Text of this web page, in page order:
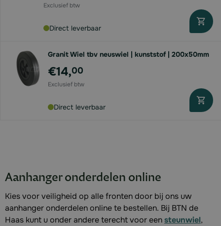
Direct leverbaar
Granit Wiel tbv neuswiel | kunststof | 200x50mm
€14,00
Direct leverbaar
Aanhanger onderdelen online
Kies voor veiligheid op alle fronten door bij ons uw
aanhanger onderdelen online te bestellen. Bij BTN de
Haas kunt u onder andere terecht voor eensteunwiel,